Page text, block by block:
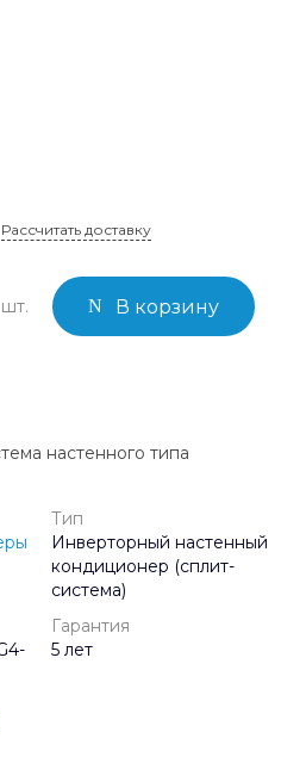
Рассчитать доставку
шт. В корзину
настенного типа
Тип
Инверторный настенный
кондиционер (сплит-
система)
Гарантия
5 лет